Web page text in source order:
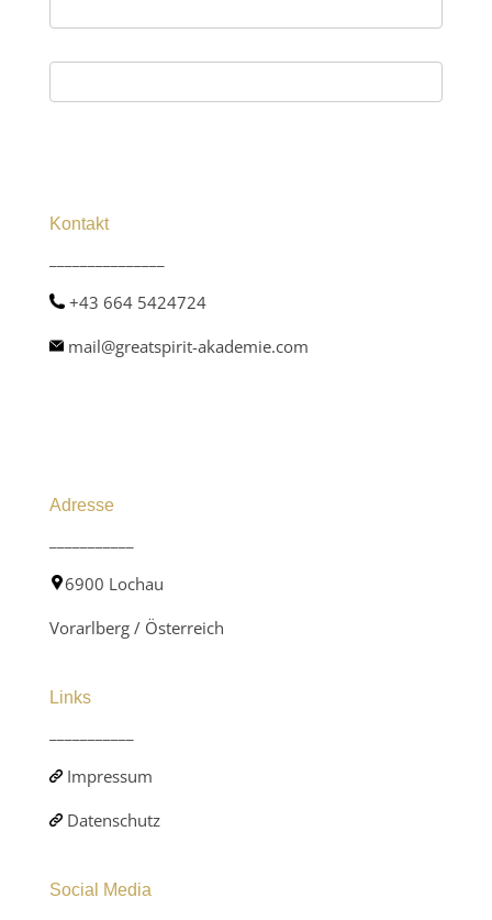
Kontakt
+43 664 5424724
mail@greatspirit-akademie.com
Adresse
6900 Lochau
Vorarlberg / Österreich
Links
Impressum
Datenschutz
Social Media